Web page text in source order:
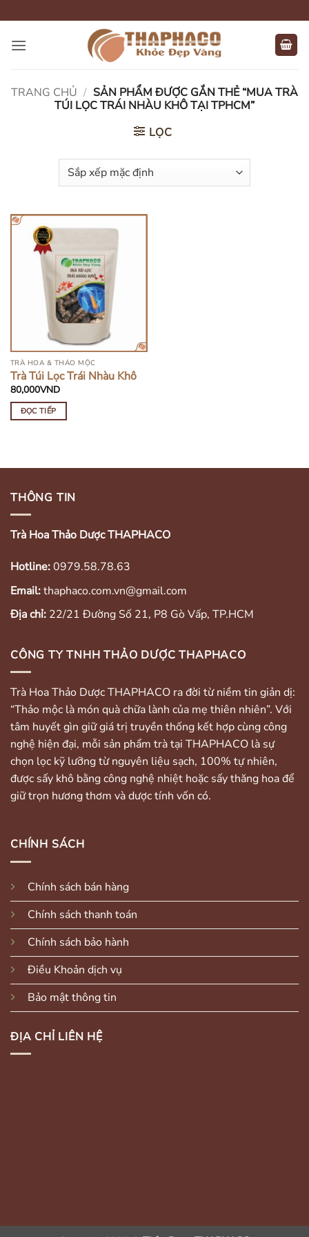
qua
nội
TRANG CHỦ / SẢN PHẨM ĐƯỢC GẮN THẺ “MUA TRÀ
TÚI LỌC TRÁI NHÀU KHÔ TẠI TPHCM”
LỌC
HẾT HÀNG
TRÀ HOA & THẢO MỘC
Trà Túi Lọc Trái Nhàu Khô
80,000VND
ĐỌC TIẾP
THÔNG TIN
Trà Hoa Thảo Dược THAPHACO
Hotline:0979.58.78.63
Email:thaphaco.com.vn@gmail.com
Địa chỉ: 22/21 Đường Số 21, P8 Gò Vấp, TP.HCM
CÔNG TY TNHH THẢO DƯỢC THAPHACO
Trà Hoa Thảo Dược THAPHACO ra đời từ niềm tin giản dị:
“Thảo mộc là món quà chữa lành của mẹ thiên nhiên”. Với
tâm huyết gìn giữ giá trị truyền thống kết hợp cùng công
nghệ hiện đại, mỗi sản phẩm trà tại THAPHACO là sự
chọn lọc kỹ lưỡng từ nguyên liệu sạch, 100% tự nhiên,
được sấy khô bằng công nghệ nhiệt hoặc sấy thăng hoa để
giữ trọn hương thơm và dược tính vốn có.
CHÍNH SÁCH
Chính sách bán hàng
Chính sách thanh toán
Chính sách bảo hành
Điều Khoản dịch vụ
Bảo mật thông tin
ĐỊA CHỈ LIÊN HỆ